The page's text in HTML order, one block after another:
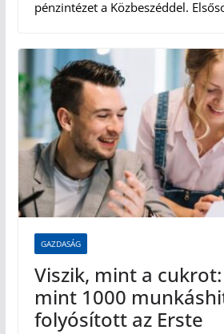
pénzintézet a Közbeszéddel.
GAZDASÁG
Viszik, mint a
mint 1000
folyósított az Erste